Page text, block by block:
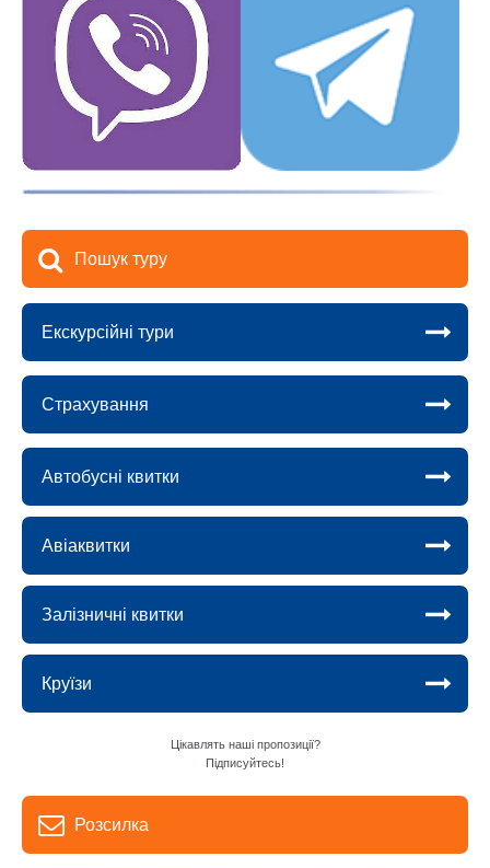
Пошук туру
Екскурсійні тури
Страхування
Автобусні квитки
Авіаквитки
Залізничні квитки
Круїзи
Цікавлять наші пропозиції?
Підписуйтесь!
Розсилка